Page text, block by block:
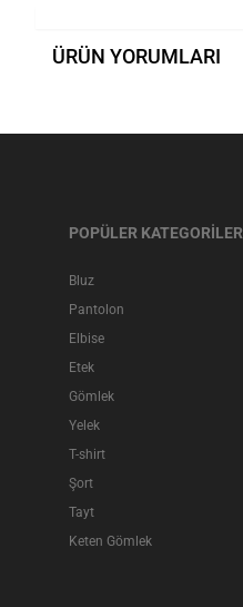
ÜRÜN YORUMLARI
POPÜLER KATEGORİLER
Bluz
Pantolon
Elbise
Etek
Gömlek
Yelek
T-shirt
Şort
Tayt
Keten Gömlek